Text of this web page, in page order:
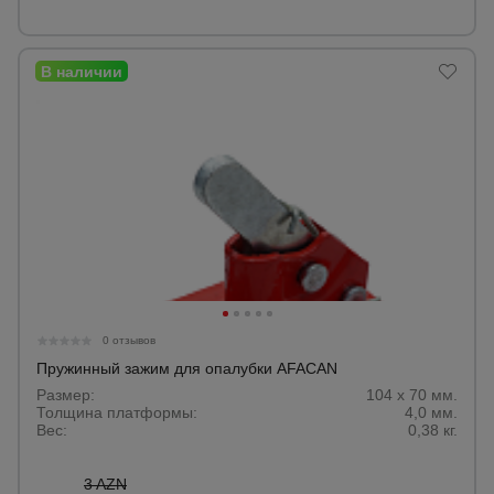
0 отзывов
Пружинный зажим для опалубки AFACAN
Размер:
104 х 70 мм.
Толщина платформы:
4,0 мм.
Вес:
0,38 кг.
3 AZN